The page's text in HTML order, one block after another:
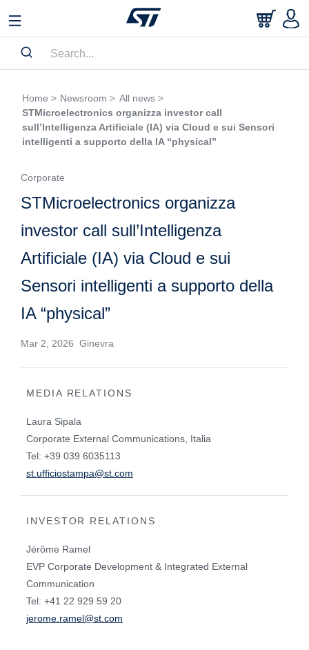
Home > Newsroom > All news >
STMicroelectronics organizza investor call
sull’Intelligenza Artificiale (IA) via Cloud e sui Sensori
intelligenti a supporto della IA “physical”
Corporate
STMicroelectronics organizza
investor call sull’Intelligenza
Artificiale (IA) via Cloud e sui
Sensori intelligenti a supporto della
IA “physical”
Mar 2, 2026 Ginevra
MEDIA RELATIONS
Laura Sipala
Corporate External Communications, Italia
Tel: +39 039 6035113
st.ufficiostampa@st.com
INVESTOR RELATIONS
Jérôme Ramel
EVP Corporate Development & Integrated External
Communication
Tel: +41 22 929 59 20
jerome.ramel@st.com